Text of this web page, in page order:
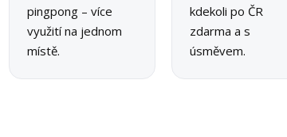
pingpong – více
využití na jednom
místě.
kdekoli po ČR
zdarma a s
úsměvem.